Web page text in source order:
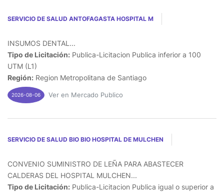
SERVICIO DE SALUD ANTOFAGASTA HOSPITAL M
INSUMOS DENTAL...
Tipo de Licitación: Publica-Licitacion Publica inferior a 100
UTM (L1)
Región: Region Metropolitana de Santiago
2026-08-06 Ver en Mercado Publico
SERVICIO DE SALUD BIO BIO HOSPITAL DE MULCHEN
CONVENIO SUMINISTRO DE LEÑA PARA ABASTECER
CALDERAS DEL HOSPITAL MULCHEN...
Tipo de Licitación: Publica-Licitacion Publica igual o superior a